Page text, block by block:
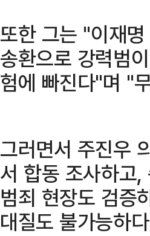
또한 그는 "이재
송환으로 강력범
험에 빠진다"며 "
그러면서 주진우
서 합동 조사하고
범죄 현장도 검증
대질도 불가능하